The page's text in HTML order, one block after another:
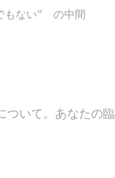
もない” の中間
ついて。あなたの